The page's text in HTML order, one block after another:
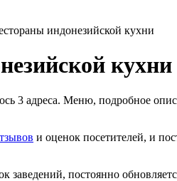
индонезийской кухни
3 адреса. Меню, подробное
и оценок посетителей, и
заведений, постоянно